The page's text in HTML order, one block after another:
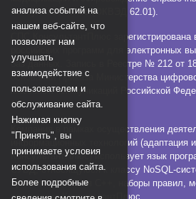
КонсультантПлюс (ОКВЭД 62.01).
СПС КонсультантПлюс
российских программ для электронных
баз данных. Запись в Реестре № 212 от
основании Приказа Министерства
массовых коммуникаций Российской
112.
Компания в рамках осуществления
информационных технологий
КонсультантПлюс) использует язык
СУБД, относящуюся к классу NoSQL-
программирования C++, наборы правил,
технологии КонсультантПлюс.
анализа событий на
нашем веб-сайте, что
позволяет нам
улучшать
взаимодействие с
пользователем и
обслуживание сайта.
Нажимая кнопку
"Принять", вы
принимаете условия
использования сайта.
Более подробные